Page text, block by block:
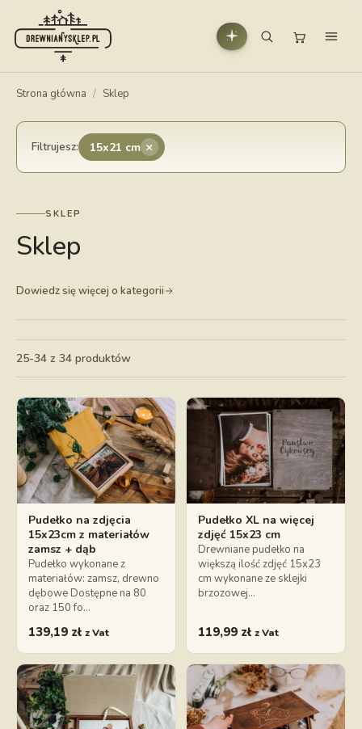
Strona główna / Sklep
Filtrujesz: 15x21 cm ×
SKLEP
Sklep
Dowiedz się więcej o kategorii
25-34 z 34 produktów
Pudełko na zdjęcia
15x23cm z materiałów
zamsz + dąb
Pudełko wykonane z
materiałów: zamsz, drewno
dębowe Dostępne na 80
oraz 150 fo…
139,19 zł z Vat
Pudełko XL na więcej
zdjęć 15x23 cm
Drewniane pudełko na
większą ilość zdjęć 15x23
cm wykonane ze sklejki
brzozowej…
119,99 zł z Vat